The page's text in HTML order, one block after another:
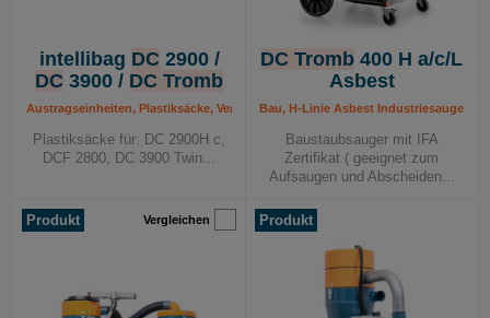
intellibag DC 2900 /
DC 3900 / DC Tromb
Austragseinheiten, Plastiksäcke, Verbrauchsmaterial
Plastiksäcke für: DC 2900H c,
DCF 2800, DC 3900 Twin...
DC Tromb 400 H a/c/L
Asbest
Bau, H-Linie Asbest Industriesauger,
Baustaubsauger mit IFA
Zertifikat ( geeignet zum
Aufsaugen und Abscheiden...
Vergleichen
Produkt Produkt